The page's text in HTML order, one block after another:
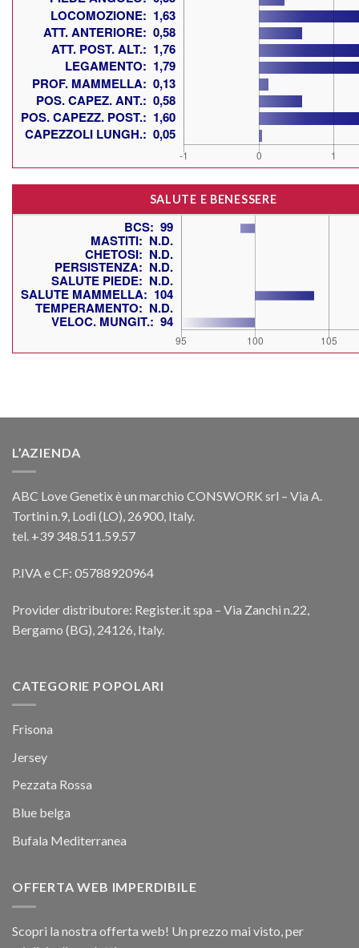
SALUTE E BENESSERE
L’AZIENDA
ABC Love Genetix è un marchio CONSWORK srl – Via A.
Tortini n.9, Lodi (LO), 26900, Italy.
tel. +39 348.511.59.57
P.IVA e CF: 05788920964
Provider distributore: Register.it spa – Via Zanchi n.22,
Bergamo (BG), 24126, Italy.
CATEGORIE POPOLARI
Frisona
Jersey
Pezzata Rossa
Blue belga
Bufala Mediterranea
OFFERTA WEB IMPERDIBILE
Scopri la nostra offerta web! Un prezzo mai visto, per